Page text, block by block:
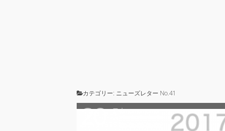
カテゴリー: ニューズレター No.41
20 Fri